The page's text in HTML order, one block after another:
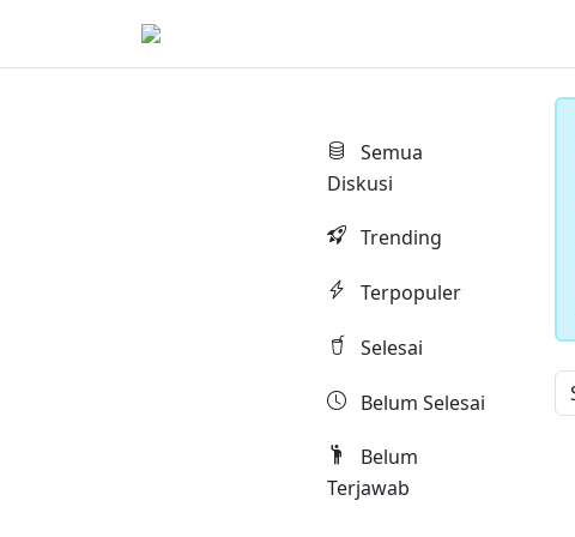
Semua
Diskusi
Trending
Terpopuler
Selesai
Belum Selesai
Belum
Terjawab